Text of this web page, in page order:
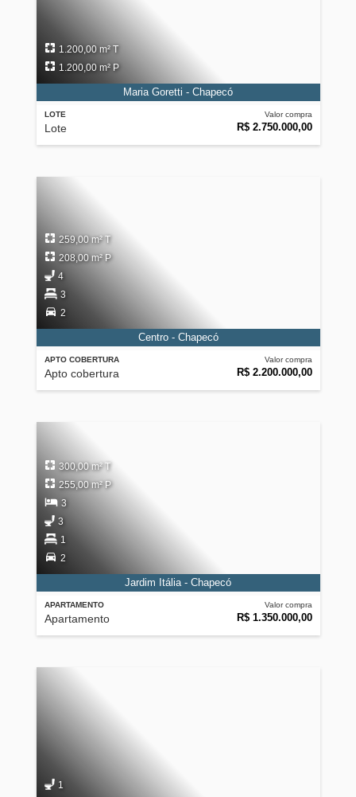
LOTE
Lote
Valor compra
R$ 2.750.000,00
1.200,00 m² T
1.200,00 m² P
Maria Goretti - Chapecó
APTO COBERTURA
Apto cobertura
Valor compra
R$ 2.200.000,00
259,00 m² T
208,00 m² P
4
3
2
Centro - Chapecó
APARTAMENTO
Apartamento
Valor compra
R$ 1.350.000,00
300,00 m² T
255,00 m² P
3
3
1
2
Jardim Itália - Chapecó
1